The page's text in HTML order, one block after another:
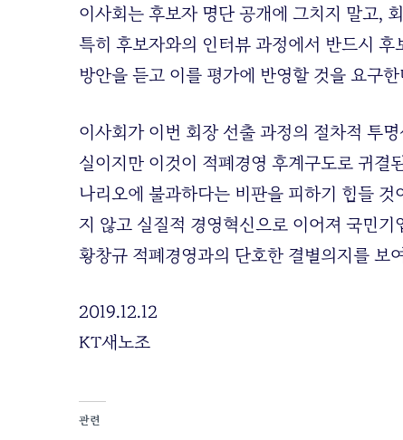
이사회는 후보자 명단 공개에 그치지 말고,
특히 후보자와의 인터뷰 과정에서 반드시
방안을 듣고 이를 평가에 반영할 것을 요구한
이사회가 이번 회장 선출 과정의 절차적 투
실이지만 이것이 적폐경영 후계구도로 귀결
나리오에 불과하다는 비판을 피하기 힘들
지 않고 실질적 경영혁신으로 이어져 국민
황창규 적폐경영과의 단호한 결별의지를 보
2019.12.12
KT새노조
관련